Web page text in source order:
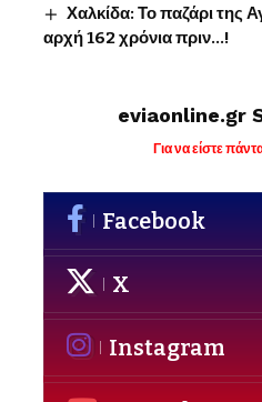
Χαλκίδα: Το παζάρι της
αρχή 162 χρόνια πριν…!
eviaonline.gr
Για να είστε
Facebook
X
Instagram